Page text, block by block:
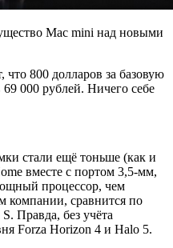
Mac mini над новыми
800 долларов за базовую
000 рублей. Ничего себе
стали ещё тоньше (как и
вместе с портом 3,5-мм,
процессор, чем
компании, сравнится по
Правда, без учёта
Forza Horizon 4 и Halo 5.